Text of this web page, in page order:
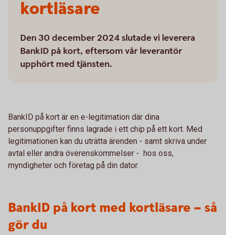
kortläsare
Den 30 december 2024 slutade vi leverera
BankID på kort, eftersom vår leverantör
upphört med tjänsten.
BankID på kort är en e-legitimation där dina
personuppgifter finns lagrade i ett chip på ett kort. Med
legitimationen kan du uträtta ärenden - samt skriva under
avtal eller andra överenskommelser - hos oss,
myndigheter och företag på din dator.
BankID på kort med kortläsare – så
gör du